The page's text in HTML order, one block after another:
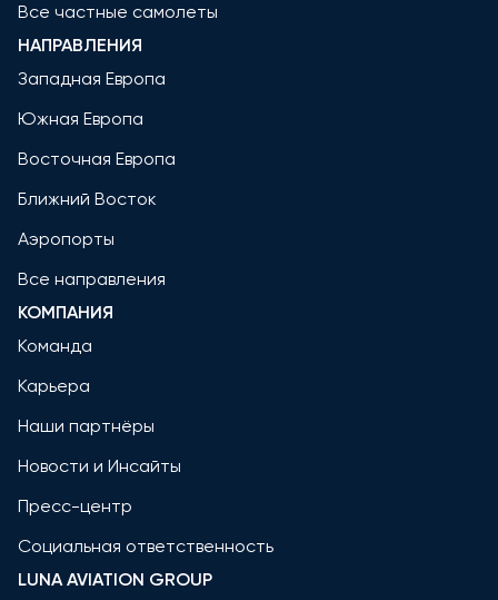
Все частные самолеты
НАПРАВЛЕНИЯ
Западная Европа
Южная Европа
Восточная Европа
Ближний Восток
Аэропорты
Все направления
КОМПАНИЯ
Команда
Карьера
Наши партнёры
Новости и Инсайты
Пресс-центр
Социальная ответственность
LUNA AVIATION GROUP